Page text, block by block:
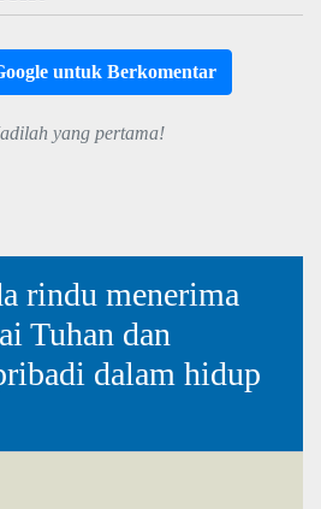
untuk Berkomentar
yang pertama!
rindu menerima
Tuhan dan
dalam hidup